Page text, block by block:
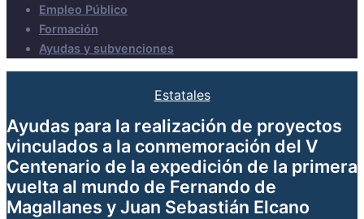
Empleo Público
Formación
Ayudas y subvenciones
Estatales
Ayudas para la realización de proyectos
vinculados a la conmemoración del V
Centenario de la expedición de la primera
vuelta al mundo de Fernando de
Magallanes y Juan Sebastián Elcano